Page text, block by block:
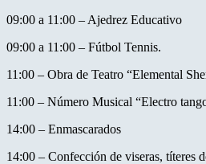
09:00 a 11:00 – Ajedrez Educativo
09:00 a 11:00 – Fútbol Tennis.
11:00 – Obra de Teatro “Elemental
11:00 – Número Musical “Electro
14:00 – Enmascarados
14:00 – Confección de viseras, títeres